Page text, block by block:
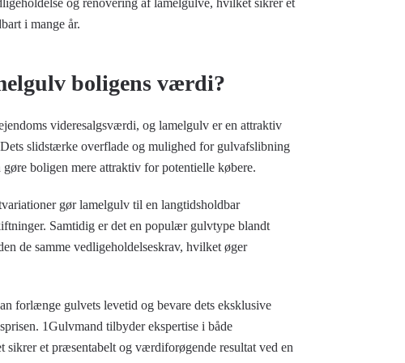
og renovering af lamelgulve, hvilket sikrer et
i mange år.
boligens værdi?
videresalgsværdi, og lamelgulv er en attraktiv
slidstærke overflade og mulighed for gulvafslibning
boligen mere attraktiv for potentielle købere.
gør lamelgulv til en langtidsholdbar
Samtidig er det en populær gulvtype blandt
de samme vedligeholdelseskrav, hvilket øger
forlænge gulvets levetid og bevare dets eksklusive
1Gulvmand tilbyder ekspertise i både
et præsentabelt og værdiforøgende resultat ved en